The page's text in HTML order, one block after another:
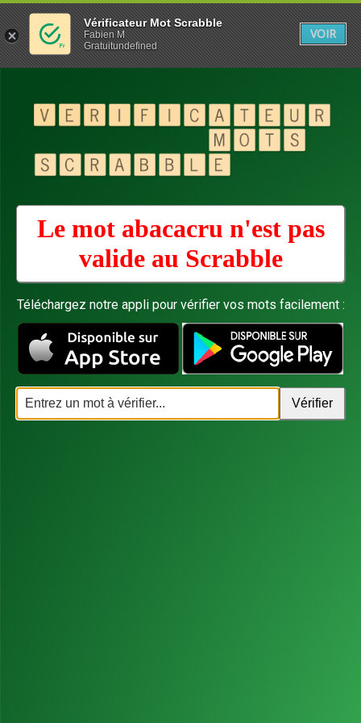
Le mot abacacru n'est pas
valide au Scrabble
Téléchargez notre appli pour vérifier vos mots facilement :
Vérificateur Mot Scrabble
Fabien M
Gratuitundefined
VOIR